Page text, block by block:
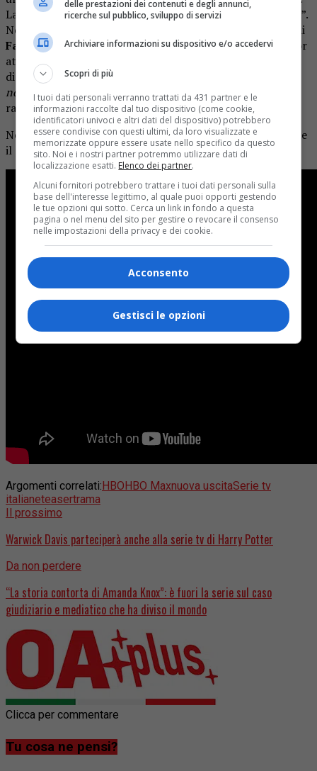
La clamorosa vicenda è appunto nota come “caso Tortora”.
Nella serie il celebre conduttore di
ha il volto di
Fabrizio Gifuni, vincitore del David di Donatello al miglior
attore non protagonista per
di Donatello al miglior attore protagonista per
notte (il film del 2023 di Marco Bellocchio incentrato sul
rapimento di Aldo Moro).
Negli scorsi giorni la casa di produzione ha rilasciato anche
il primoTEASER UFFICIALE(che riportiamo di seguito).
Argomenti correlati: HBO HBO Maxnuova uscitaSerie tv
italianeteasertrama
Il prossimo
Warwick Davis parteciperà anche alla serie tv di Harry Potter
Da non perdere
“La storia contorta di Amanda Knox”: è fuori la serie sul caso
giudiziario e mediatico che ha diviso il mondo
Clicca per commentare
Tu cosa ne pensi?
delle prestazioni dei contenuti e degli annunci,
ricerche sul pubblico, sviluppo di servizi
Archiviare informazioni su dispositivo e/o accedervi
Scopri di più
I tuoi dati personali verranno trattati da 431 partner e le
informazioni raccolte dal tuo dispositivo (come cookie,
identificatori univoci e altri dati del dispositivo) potrebbero
essere condivise con questi ultimi, da loro visualizzate e
memorizzate oppure essere usate nello specifico da questo
sito. Noi e i nostri partner potremmo utilizzare dati di
localizzazione esatti. Elenco dei partner.
Alcuni fornitori potrebbero trattare i tuoi dati personali sulla
base dell'interesse legittimo, al quale puoi opporti gestendo
le tue opzioni qui sotto. Cerca un link in fondo a questa
pagina o nel menu del sito per gestire o revocare il consenso
nelle impostazioni della privacy e dei cookie.
Acconsento
Gestisci le opzioni